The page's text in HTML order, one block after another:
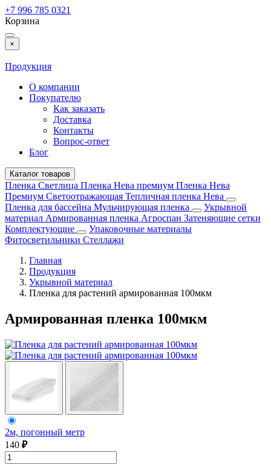
+7 996 785 0321
Корзина
×
Продукция
О компании
Покупателю
Как заказать
Доставка
Контакты
Вопрос-ответ
Блог
Каталог товаров
Пленка Светлица Пленка Нева премиум Пленка Нева
Премиум Светоотражающая Тепличная пленка Нева
Пленка для бассейна Мульчирующая пленка
Укрывной
материал Армированная пленка Агроспан Затеняющие сетки
Комплектующие
Упаковочные материалы
Фитосветильники Стеллажи
Главная
Продукция
Укрывной материал
Пленка для растений армированная 100мкм
Армированная пленка 100мкм
2м, погонный метр
140 ₽